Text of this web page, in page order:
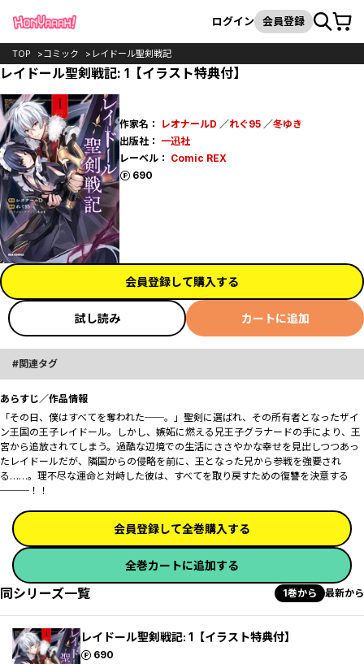
検索
ログイン 会員登録カート
TOP コミック レイドール聖剣戦記
レイドール聖剣戦記: 1【イラスト特典付】
作家名： レオナールD ／れぐ95／冬ゆき
出版社： 一迅社
レーベル： Comic REX
690
ポイント
会員登録して購入する
試し読み カートに追加
関連タグ
あらすじ／作品情報
「その日、僕はすべてを奪われた──。」聖剣に選ばれ、その所有者となったザイ
ン王国の王子レイドール。しかし、嫉妬に燃える兄王子グラナードの手により、王
宮から追放されてしまう。過酷な辺境での生活にささやかな幸せを見出しつつあっ
たレイドールだが、隣国からの侵略を前に、王となった兄から参戦を強要され
る……。理不尽な運命と対峙した彼は、すべてを取り戻すための復讐を決意する
───！！
会員登録して全巻購入する
全巻カートに追加する
同シリーズ一覧 1巻から 最新から
レイドール聖剣戦記: 1【イラスト特典付】
690
ポイント